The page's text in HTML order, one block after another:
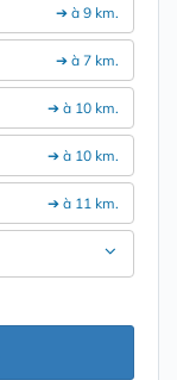
➔ à 9 km.
➔ à 7 km.
➔ à 10 km.
➔ à 10 km.
➔ à 11 km.